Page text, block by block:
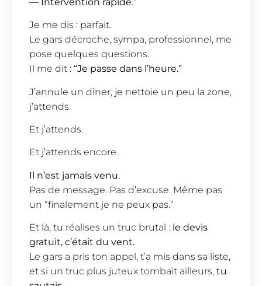
Je me dis : parfait.
Le gars décroche, sympa, professionnel, me
pose quelques questions.
Il me dit : “Je passe dans l’heure.”
J’annule un dîner, je nettoie un peu la zone,
j’attends.
Et j’attends.
Et j’attends encore.
Il n’est jamais venu.
Pas de message. Pas d’excuse. Même pas
un “finalement je ne peux pas.”
Et là, tu réalises un truc brutal : le devis
gratuit, c’était du vent.
Le gars a pris ton appel, t’a mis dans sa liste,
et si un truc plus juteux tombait ailleurs, tu